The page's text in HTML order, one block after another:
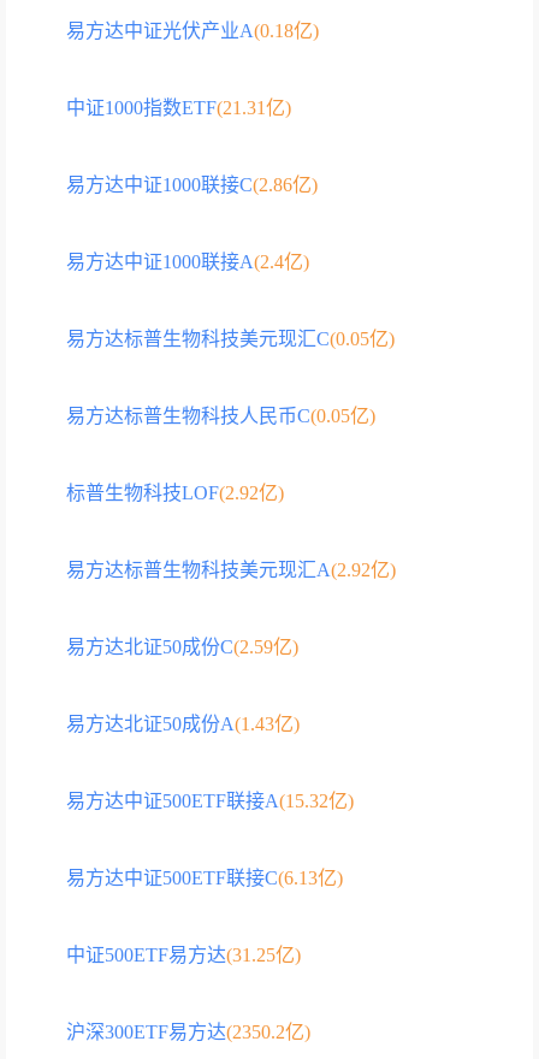
易方达中证光伏产业A(0.18亿)
中证1000指数ETF(21.31亿)
易方达中证1000联接C(2.86亿)
易方达中证1000联接A(2.4亿)
易方达标普生物科技美元现汇C(0.05亿)
易方达标普生物科技人民币C(0.05亿)
标普生物科技LOF(2.92亿)
易方达标普生物科技美元现汇A(2.92亿)
易方达北证50成份C(2.59亿)
易方达北证50成份A(1.43亿)
易方达中证500ETF联接A(15.32亿)
易方达中证500ETF联接C(6.13亿)
中证500ETF易方达(31.25亿)
沪深300ETF易方达(2350.2亿)